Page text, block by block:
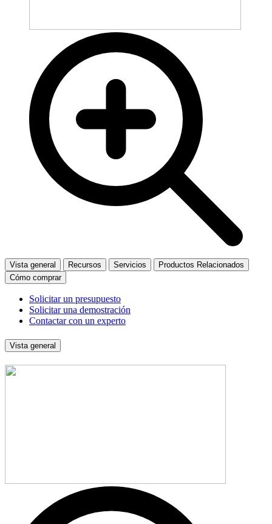
Vista general Recursos Servicios
Productos Relacionados
Cómo comprar
Solicitar un presupuesto
Solicitar una demostración
Contactar con un experto
Vista general